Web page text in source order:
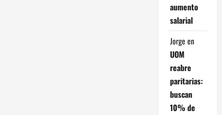
aumento
salarial
Jorge en
UOM
reabre
paritarias:
buscan
10% de